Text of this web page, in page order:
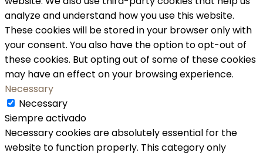
analyze and understand how you use this website.
These cookies will be stored in your browser only with
your consent. You also have the option to opt-out of
these cookies. But opting out of some of these cookies
may have an effect on your browsing experience.
Necessary
Necessary
Siempre activado
Necessary cookies are absolutely essential for the
website to function properly. This category only